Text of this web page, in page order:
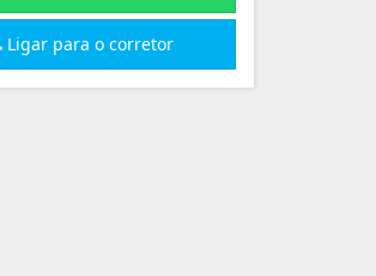
Ligar para o corretor